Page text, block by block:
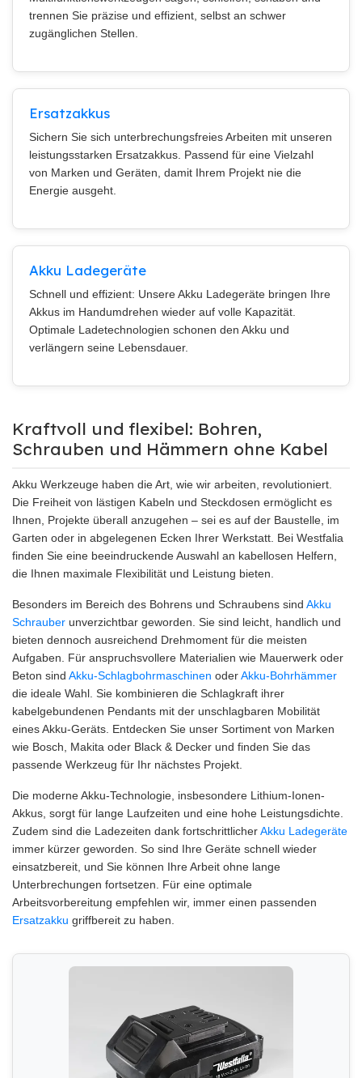
trennen Sie präzise und effizient, selbst an schwer
zugänglichen Stellen.
Ersatzakkus
Sichern Sie sich unterbrechungsfreies Arbeiten mit unseren
leistungsstarken Ersatzakkus. Passend für eine Vielzahl
von Marken und Geräten, damit Ihrem Projekt nie die
Energie ausgeht.
Akku Ladegeräte
Schnell und effizient: Unsere Akku Ladegeräte bringen Ihre
Akkus im Handumdrehen wieder auf volle Kapazität.
Optimale Ladetechnologien schonen den Akku und
verlängern seine Lebensdauer.
Kraftvoll und flexibel: Bohren,
Schrauben und Hämmern ohne Kabel
Akku Werkzeuge haben die Art, wie wir arbeiten, revolutioniert.
Die Freiheit von lästigen Kabeln und Steckdosen ermöglicht es
Ihnen, Projekte überall anzugehen – sei es auf der Baustelle, im
Garten oder in abgelegenen Ecken Ihrer Werkstatt. Bei Westfalia
finden Sie eine beeindruckende Auswahl an kabellosen Helfern,
die Ihnen maximale Flexibilität und Leistung bieten.
Besonders im Bereich des Bohrens und Schraubens sind Akku
Schrauber unverzichtbar geworden. Sie sind leicht, handlich und
bieten dennoch ausreichend Drehmoment für die meisten
Aufgaben. Für anspruchsvollere Materialien wie Mauerwerk oder
Beton sind Akku-Schlagbohrmaschinen oderAkku-Bohrhämmer
die ideale Wahl. Sie kombinieren die Schlagkraft ihrer
kabelgebundenen Pendants mit der unschlagbaren Mobilität
eines Akku-Geräts. Entdecken Sie unser Sortiment von Marken
wie Bosch, Makita oder Black & Decker und finden Sie das
passende Werkzeug für Ihr nächstes Projekt.
Die moderne Akku-Technologie, insbesondere Lithium-Ionen-
Akkus, sorgt für lange Laufzeiten und eine hohe Leistungsdichte.
Zudem sind die Ladezeiten dank fortschrittlicherAkku Ladegeräte
immer kürzer geworden. So sind Ihre Geräte schnell wieder
einsatzbereit, und Sie können Ihre Arbeit ohne lange
Unterbrechungen fortsetzen. Für eine optimale
Arbeitsvorbereitung empfehlen wir, immer einen passenden
Ersatzakku griffbereit zu haben.